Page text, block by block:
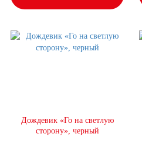
Дождевик «Го на светлую
сторону», черный